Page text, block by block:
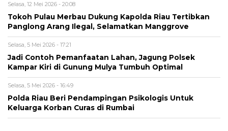
Selasa, 12 Mei 2026 - 20:08
Tokoh Pulau Merbau Dukung Kapolda Riau Tertibkan
Panglong Arang Ilegal, Selamatkan Manggrove
Selasa, 5 Mei 2026 - 17:21
Jadi Contoh Pemanfaatan Lahan, Jagung Polsek
Kampar Kiri di Gunung Mulya Tumbuh Optimal
Selasa, 5 Mei 2026 - 16:49
Polda Riau Beri Pendampingan Psikologis Untuk
Keluarga Korban Curas di Rumbai